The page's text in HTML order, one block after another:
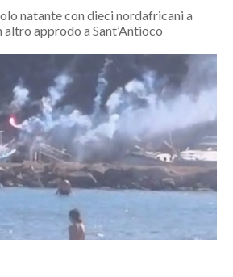
natante con dieci nordafricani a
approdo a Sant’Antioco